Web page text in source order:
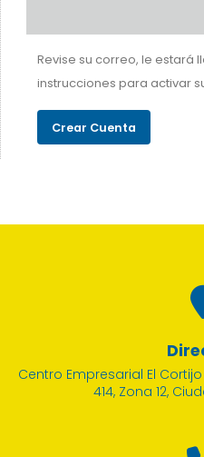
Revise su correo, le estará
instrucciones para activar
Centro Empresarial El Cortijo
414, Zona 12,